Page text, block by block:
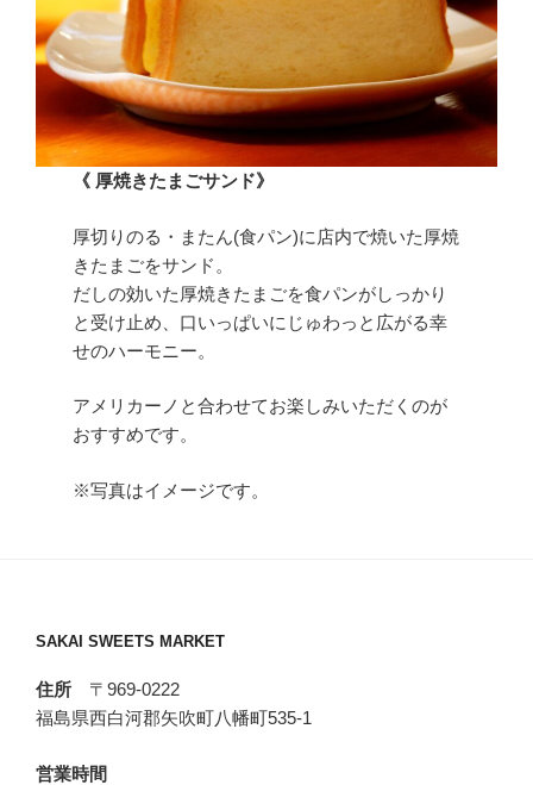
《 厚焼きたまごサンド》
厚切りのる・またん(食パン)に店内で焼いた厚焼
きたまごをサンド。
だしの効いた厚焼きたまごを食パンがしっかり
と受け止め、口いっぱいにじゅわっと広がる幸
せのハーモニー。
アメリカーノと合わせてお楽しみいただくのが
おすすめです。
※写真はイメージです。
SAKAI SWEETS MARKET
住所 〒969-0222
福島県西白河郡矢吹町八幡町535-1
営業時間